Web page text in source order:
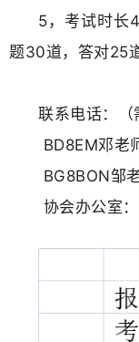
5，考试时长
题30道，答对25
联系电话：（
BD8EM邓老
BG8BON邹
协会办公室